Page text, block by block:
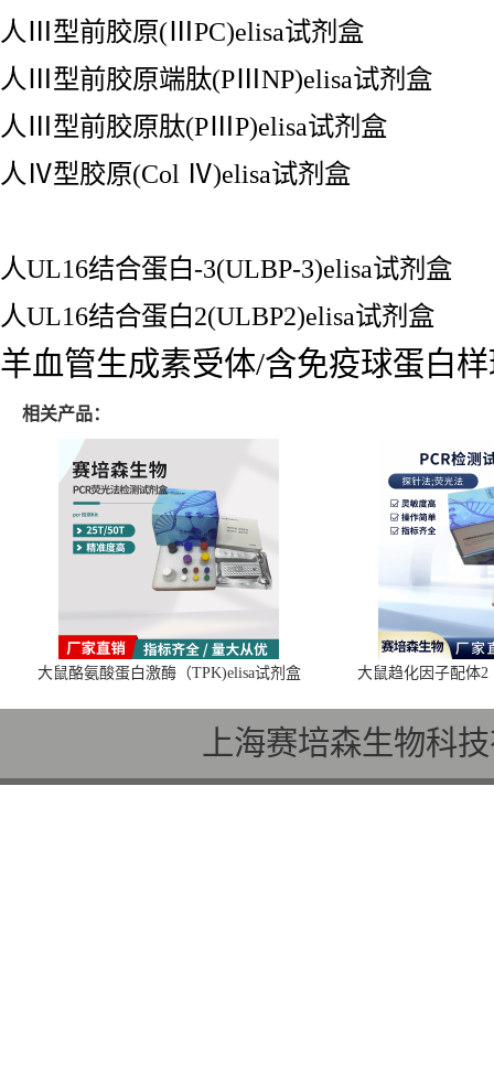
人Ⅲ型前胶原(ⅢPC)elisa试剂盒
人Ⅲ型前胶原端肽(PⅢNP)elisa试剂盒
人Ⅲ型前胶原肽(PⅢP)elisa试剂盒
人Ⅳ型胶原(Col Ⅳ)elisa试剂盒
人UL16结合蛋白-3(ULBP-3)elisa试剂盒
人UL16结合蛋白2(ULBP2)elisa试剂盒
羊血管生成素受体/含免疫球蛋白
相关产品：
大鼠酪氨酸蛋白激酶（TPK)elisa试剂盒 大鼠趋化因子配体2
上海赛培森生物科